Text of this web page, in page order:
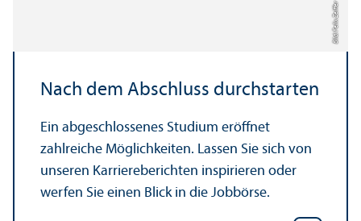
Bild: Felix Zeiffer
Nach dem Abschluss durchstarten
Ein abgeschlossenes Studium eröffnet
zahlreiche Möglichkeiten. Lassen Sie sich von
unseren Karriereberichten inspirieren oder
werfen Sie einen Blick in die Jobbörse.